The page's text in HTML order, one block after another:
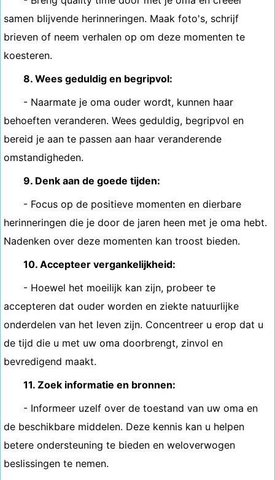
samen blijvende herinneringen. Maak foto's, schrijf
brieven of neem verhalen op om deze momenten te
koesteren.
8. Wees geduldig en begripvol:
- Naarmate je oma ouder wordt, kunnen haar
behoeften veranderen. Wees geduldig, begripvol en
bereid je aan te passen aan haar veranderende
omstandigheden.
9. Denk aan de goede tijden:
- Focus op de positieve momenten en dierbare
herinneringen die je door de jaren heen met je oma hebt.
Nadenken over deze momenten kan troost bieden.
10. Accepteer vergankelijkheid:
- Hoewel het moeilijk kan zijn, probeer te
accepteren dat ouder worden en ziekte natuurlijke
onderdelen van het leven zijn. Concentreer u erop dat u
de tijd die u met uw oma doorbrengt, zinvol en
bevredigend maakt.
11. Zoek informatie en bronnen:
- Informeer uzelf over de toestand van uw oma en
de beschikbare middelen. Deze kennis kan u helpen
betere ondersteuning te bieden en weloverwogen
beslissingen te nemen.